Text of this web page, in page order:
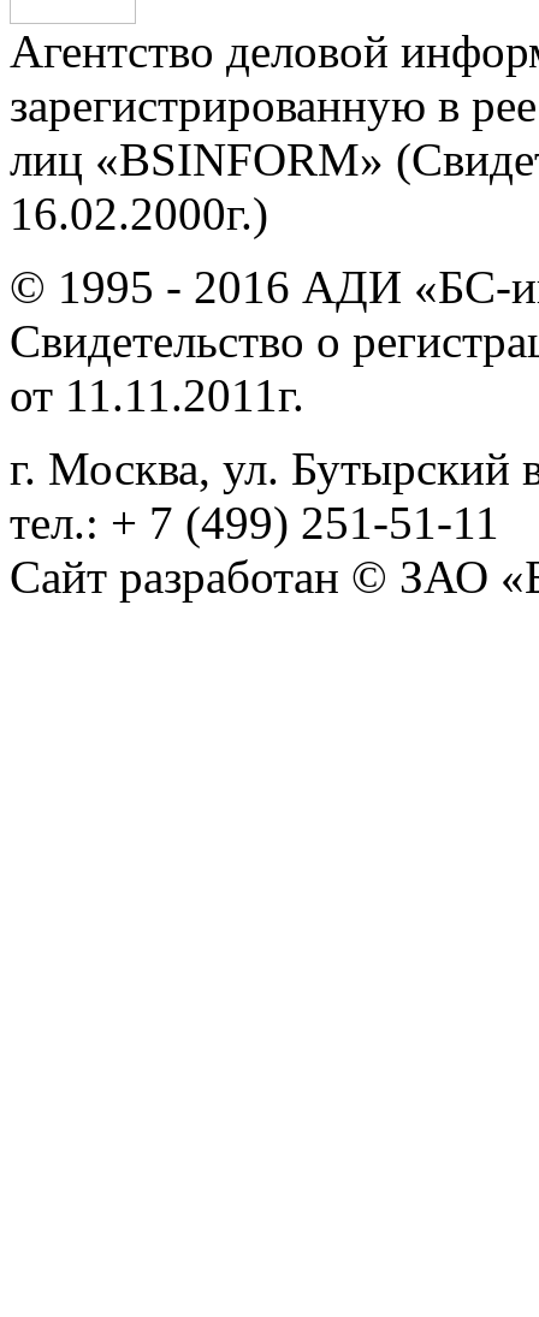
Агентство деловой
зарегистрированную в
лиц «BSINFORM»
16.02.2000г.)
© 1995 - 2016 АДИ «БС-
Свидетельство о
от 11.11.2011г.
г. Москва, ул. Бутырский
тел.: + 7 (499) 251-51-11
Сайт разработан © ЗАО